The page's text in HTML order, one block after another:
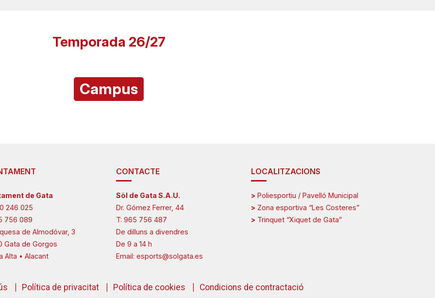
Temporada 26/27
Campus
de Gata
246 025
756 089
de Almodóvar, 3
Gata de Gorgos
Alta • Alacant
CONTACTE
Sòl de Gata S.A.U.
Dr. Gómez Ferrer, 44
T: 965 756 487
De dilluns a divendres
De 9 a 14 h
Email: esports@solgata.es
LOCALITZACIONS
> Poliesportiu / Pavelló Municipal
> Zona esportiva “Les Costeres”
> Trinquet “Xiquet de Gata”
Política de privacitat Política de cookies Condicions de contractació